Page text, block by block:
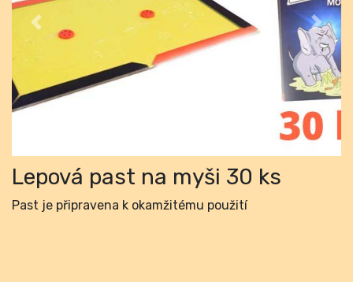
Previous Next
Lepová past na myši 30 ks
Past je připravena k okamžitému použití